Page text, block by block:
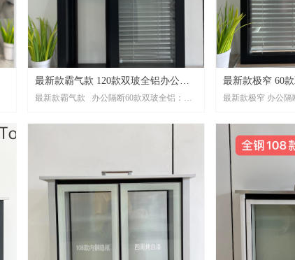
最新款霸气款 120款双玻全铝办公隔
断
最新款霸气款 办公隔断60款双玻全铝：墙
5mm双层玻璃。欢迎咨询！
最新款极窄 60
最新款极窄 办公隔
双层玻璃。欢迎咨